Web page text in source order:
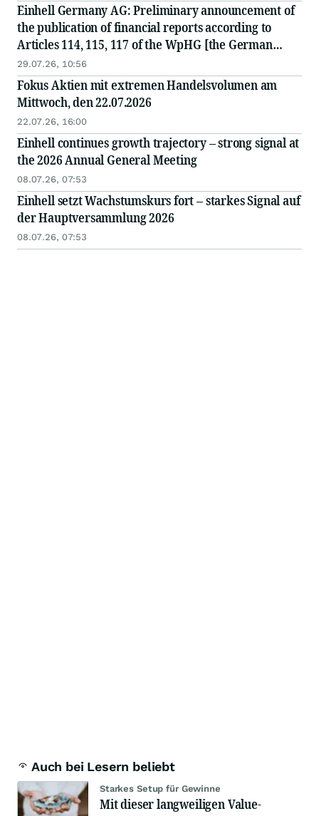
Einhell Germany AG: Preliminary announcement of
the publication of financial reports according to
Articles 114, 115, 117 of the WpHG [the German
Securities Act]
29.07.26, 10:56
Fokus Aktien mit extremen Handelsvolumen am
Mittwoch, den 22.07.2026
22.07.26, 16:00
Einhell continues growth trajectory – strong signal at
the 2026 Annual General Meeting
08.07.26, 07:53
Einhell setzt Wachstumskurs fort – starkes Signal auf
der Hauptversammlung 2026
08.07.26, 07:53
Auch bei Lesern beliebt
Starkes Setup für Gewinne
Mit dieser langweiligen Value-